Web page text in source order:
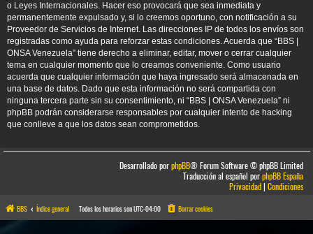
o Leyes Internacionales. Hacer eso provocará que sea inmediata y
permanentemente expulsado y, si lo creemos oportuno, con notificación a su
Proveedor de Servicios de Internet. Las direcciones IP de todos los envíos son
registradas como ayuda para reforzar estas condiciones. Acuerda que “BBS |
ONSA Venezuela” tiene derecho a eliminar, editar, mover o cerrar cualquier
tema en cualquier momento que lo creamos conveniente. Como usuario
acuerda que cualquier información que haya ingresado será almacenada en
una base de datos. Dado que esta información no será compartida con
ninguna tercera parte sin su consentimiento, ni “BBS | ONSA Venezuela” ni
phpBB podrán considerarse responsables por cualquier intento de hacking
que conlleve a que los datos sean comprometidos.
Desarrollado porphpBB® Forum Software © phpBB Limited
Traducción al español porphpBB España
Privacidad|Condiciones
BBS Índice general Todos los horarios sonUTC-04:00 Borrar cookies